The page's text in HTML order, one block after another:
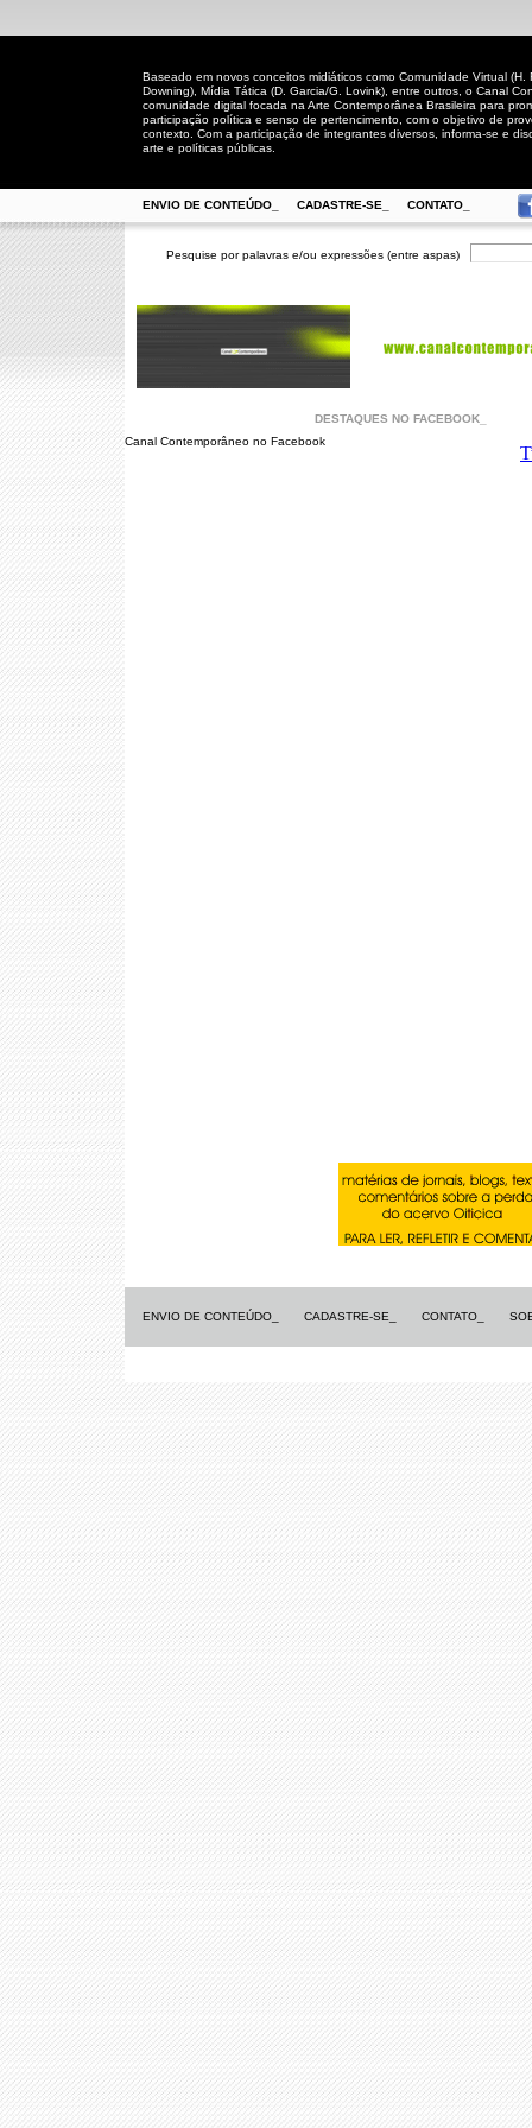
Baseado em novos conceitos midiáticos como Comunidade Virtual (H.
Downing), Mídia Tática (D. Garcia/G. Lovink), entre outros, o Canal
comunidade digital focada na Arte Contemporânea Brasileira para
participação política e senso de pertencimento, com o objetivo de
contexto. Com a participação de integrantes diversos, informa-se e
arte e políticas públicas.
ENVIO DE CONTEÚDO_ CADASTRE-SE_ CONTATO_
Pesquise por palavras e/ou expressões (entre aspas)
DESTAQUES NO FACEBOOK_
Canal Contemporâneo no Facebook
ENVIO DE CONTEÚDO_ CADASTRE-SE_ CONTATO_